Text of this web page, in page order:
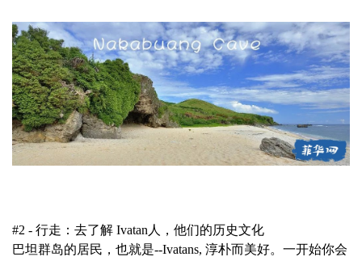
#2 - 行走：去了解 Ivatan人，他们的历史文化
巴坦群岛的居民，也就是--Ivatans, 淳朴而美好。一开始你会